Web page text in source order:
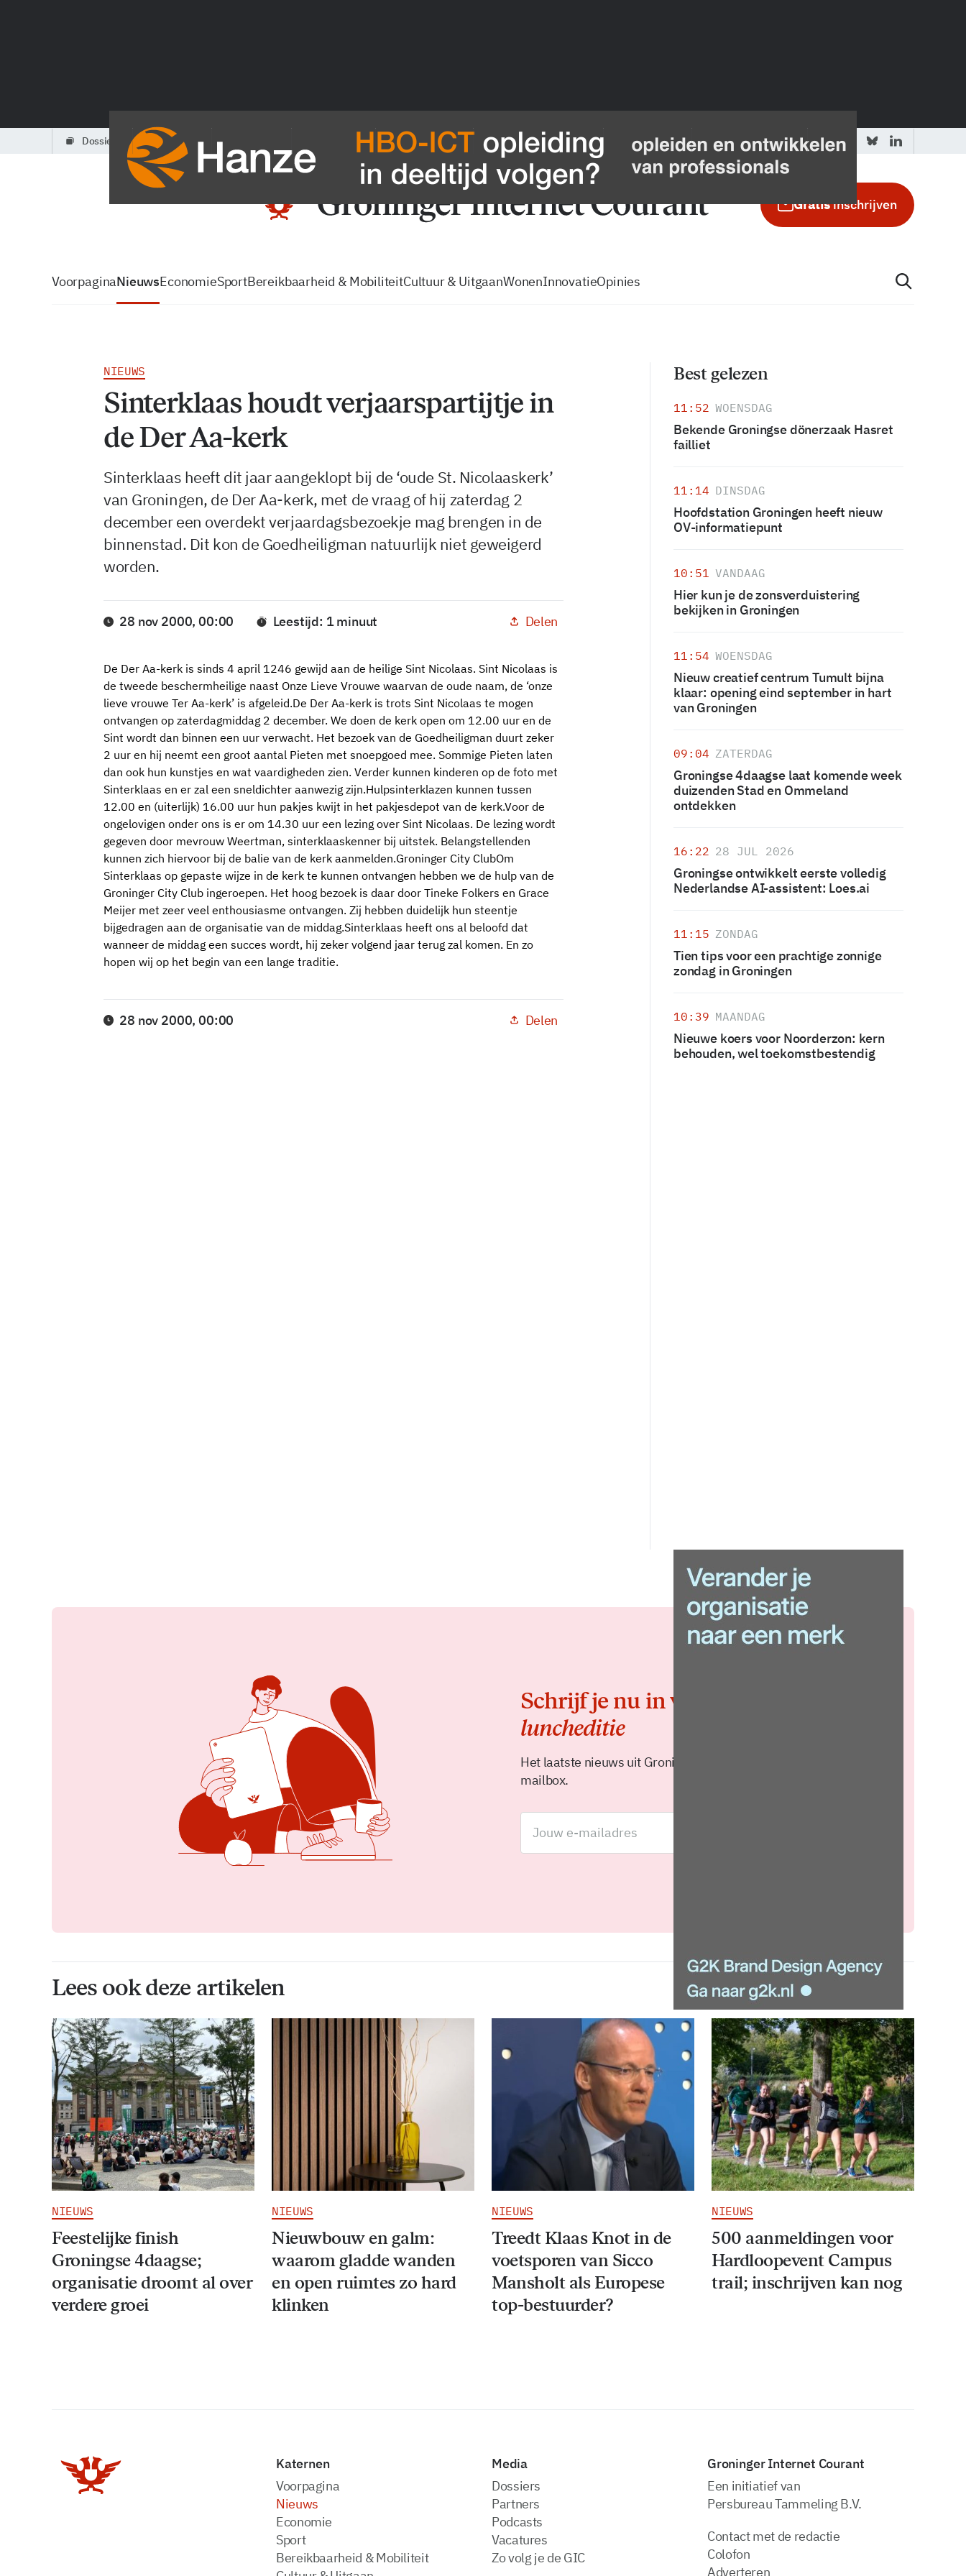
dossiers partners vacatures zo volg je de GIC Tip de redactie Adverteren in de GIC
Gratisinschrijven
VoorpaginaNieuwsEconomieSportBereikbaarheid & MobiliteitCultuur & UitgaanWonenInnovatieOpinies
NIEUWS
Sinterklaas houdt verjaarspartijtje in
de Der Aa-kerk
Sinterklaas heeft dit jaar aangeklopt bij de ‘oude St. Nicolaaskerk’
van Groningen, de Der Aa-kerk, met de vraag of hij zaterdag 2
december een overdekt verjaardagsbezoekje mag brengen in de
binnenstad. Dit kon de Goedheiligman natuurlijk niet geweigerd
worden.
28 nov 2000, 00:00 Leestijd: 1 minuut Delen
De Der Aa-kerk is sinds 4 april 1246 gewijd aan de heilige Sint Nicolaas. Sint Nicolaas is
de tweede beschermheilige naast Onze Lieve Vrouwe waarvan de oude naam, de ‘onze
lieve vrouwe Ter Aa-kerk’ is afgeleid.De Der Aa-kerk is trots Sint Nicolaas te mogen
ontvangen op zaterdagmiddag 2 december. We doen de kerk open om 12.00 uur en de
Sint wordt dan binnen een uur verwacht. Het bezoek van de Goedheiligman duurt zeker
2 uur en hij neemt een groot aantal Pieten met snoepgoed mee. Sommige Pieten laten
dan ook hun kunstjes en wat vaardigheden zien. Verder kunnen kinderen op de foto met
Sinterklaas en er zal een sneldichter aanwezig zijn.Hulpsinterklazen kunnen tussen
12.00 en (uiterlijk) 16.00 uur hun pakjes kwijt in het pakjesdepot van de kerk.Voor de
ongelovigen onder ons is er om 14.30 uur een lezing over Sint Nicolaas. De lezing wordt
gegeven door mevrouw Weertman, sinterklaaskenner bij uitstek. Belangstellenden
kunnen zich hiervoor bij de balie van de kerk aanmelden.Groninger City ClubOm
Sinterklaas op gepaste wijze in de kerk te kunnen ontvangen hebben we de hulp van de
Groninger City Club ingeroepen. Het hoog bezoek is daar door Tineke Folkers en Grace
Meijer met zeer veel enthousiasme ontvangen. Zij hebben duidelijk hun steentje
bijgedragen aan de organisatie van de middag.Sinterklaas heeft ons al beloofd dat
wanneer de middag een succes wordt, hij zeker volgend jaar terug zal komen. En zo
hopen wij op het begin van een lange traditie.
28 nov 2000, 00:00 Delen
Best gelezen
11:52 WOENSDAG
Bekende Groningse dönerzaak Hasret
failliet
11:14 DINSDAG
Hoofdstation Groningen heeft nieuw
OV-informatiepunt
10:51 VANDAAG
Hier kun je de zonsverduistering
bekijken in Groningen
11:54 WOENSDAG
Nieuw creatief centrum Tumult bijna
klaar: opening eind september in hart
van Groningen
09:04 ZATERDAG
Groningse 4daagse laat komende week
duizenden Stad en Ommeland
ontdekken
16:22 28 JUL 2026
Groningse ontwikkelt eerste volledig
Nederlandse AI-assistent: Loes.ai
11:15 ZONDAG
Tien tips voor een prachtige zonnige
zondag in Groningen
10:39 MAANDAG
Nieuwe koers voor Noorderzon: kern
behouden, wel toekomstbestendig
Schrijf je nu in voor de
luncheditie
Het laatste nieuws uit Groningen elke middag in je
mailbox.
Lees ook deze artikelen
NIEUWS
Feestelijke finish
Groningse 4daagse;
organisatie droomt al over
verdere groei
NIEUWS
Nieuwbouw en galm:
waarom gladde wanden
en open ruimtes zo hard
klinken
NIEUWS
Treedt Klaas Knot in de
voetsporen van Sicco
Mansholt als Europese
top-bestuurder?
NIEUWS
500 aanmeldingen voor
Hardloopevent Campus
trail; inschrijven kan nog
Katernen
Voorpagina
Nieuws
Economie
Sport
Bereikbaarheid & Mobiliteit
Media
dossiers
partners
podcasts
vacatures
zo volg je de GIC
Groninger Internet Courant
Een initiatief van
Persbureau Tammeling B.V.
Contact met de redactie
Colofon
Adverteren